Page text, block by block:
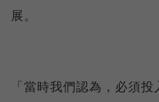
展。
「當時我們認為，必須